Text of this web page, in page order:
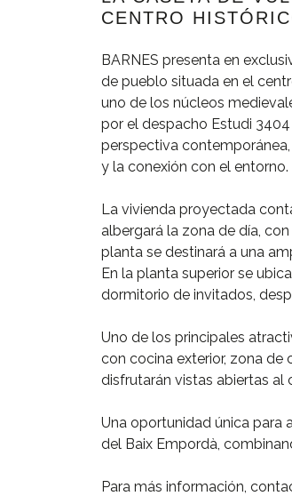
CENTRO
BARNES presenta en
de pueblo situada en el
uno de los núcleos
por el despacho Estudi
perspectiva
y la conexión con el entorno.
La vivienda proyectada
albergará la zona de día,
planta se destinará a una
En la planta superior se
dormitorio de invitados,
Uno de los principales
con cocina exterior, zona de
disfrutarán vistas abiertas al
Una oportunidad única para
del Baix Empordà,
Para más información,